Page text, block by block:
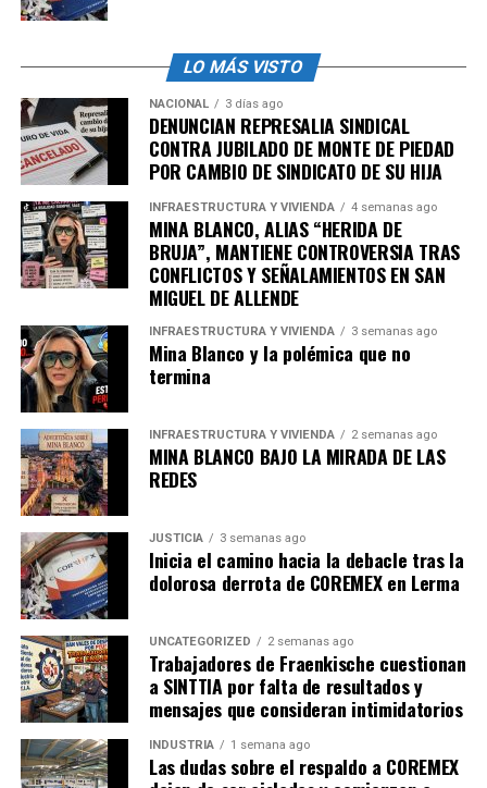
LO MÁS VISTO
NACIONAL 3 días ago
DENUNCIAN REPRESALIA SINDICAL
CONTRA JUBILADO DE MONTE DE PIEDAD
POR CAMBIO DE SINDICATO DE SU HIJA
INFRAESTRUCTURA Y VIVIENDA 4 semanas ago
MINA BLANCO, ALIAS “HERIDA DE
BRUJA”, MANTIENE CONTROVERSIA TRAS
CONFLICTOS Y SEÑALAMIENTOS EN SAN
MIGUEL DE ALLENDE
INFRAESTRUCTURA Y VIVIENDA 3 semanas ago
Mina Blanco y la polémica que no
termina
INFRAESTRUCTURA Y VIVIENDA 2 semanas ago
MINA BLANCO BAJO LA MIRADA DE LAS
REDES
JUSTICIA 3 semanas ago
Inicia el camino hacia la debacle tras la
dolorosa derrota de COREMEX en Lerma
UNCATEGORIZED 2 semanas ago
Trabajadores de Fraenkische cuestionan
a SINTTIA por falta de resultados y
mensajes que consideran intimidatorios
INDUSTRIA 1 semana ago
Las dudas sobre el respaldo a COREMEX